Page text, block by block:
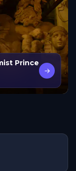
Prince
→